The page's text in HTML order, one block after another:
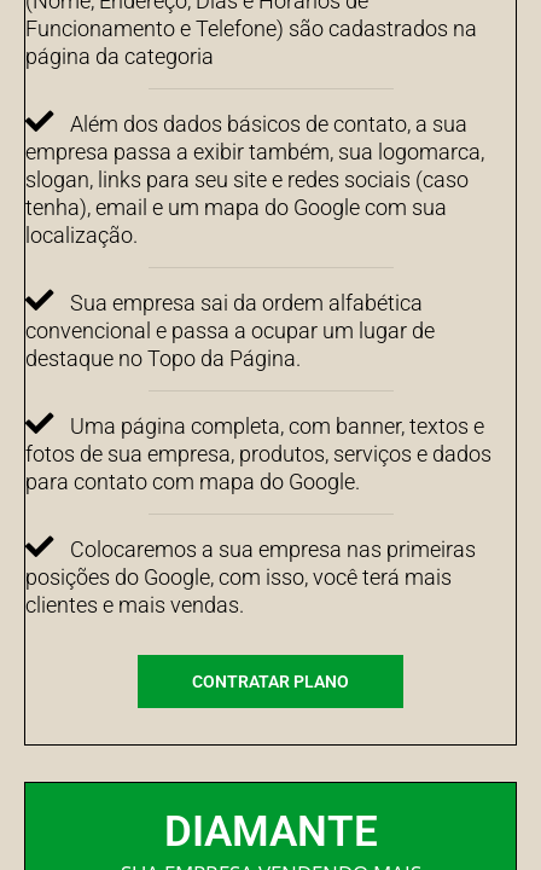
Funcionamento e Telefone) são cadastrados na
página da categoria
Além dos dados básicos de contato, a sua
empresa passa a exibir também, sua logomarca,
slogan, links para seu site e redes sociais (caso
tenha), email e um mapa do Google com sua
localização.
Sua empresa sai da ordem alfabética
convencional e passa a ocupar um lugar de
destaque no Topo da Página.
Uma página completa, com banner, textos e
fotos de sua empresa, produtos, serviços e dados
para contato com mapa do Google.
Colocaremos a sua empresa nas primeiras
posições do Google, com isso, você terá mais
clientes e mais vendas.
CONTRATAR PLANO
DIAMANTE